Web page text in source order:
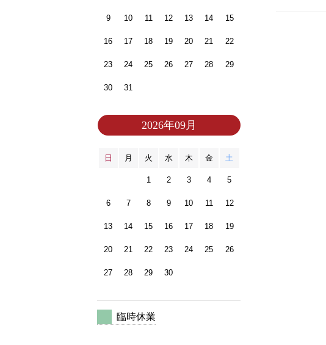
9 10 11 12 13 14 15
16 17 18 19 20 21 22
23 24 25 26 27 28 29
30 31
2026年09月
日 月 火 水 木 金 土
1 2 3 4 5
6 7 8 9 10 11 12
13 14 15 16 17 18 19
20 21 22 23 24 25 26
27 28 29 30
臨時休業